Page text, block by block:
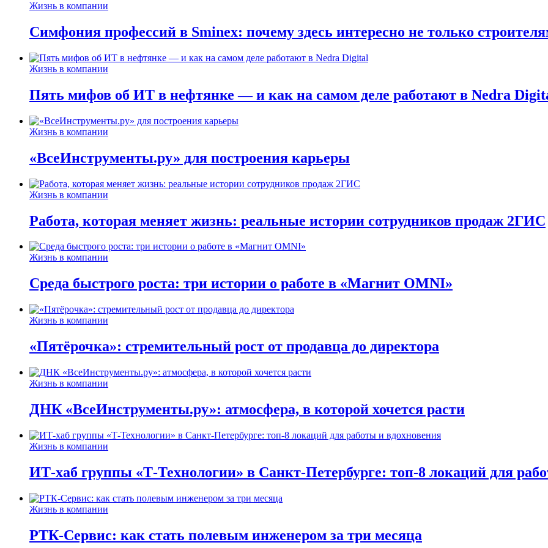
Жизнь в компании
Симфония профессий в Sminex: почему здесь интересно не только
Жизнь в компании
Пять мифов об ИТ в нефтянке — и как на самом деле работают в Nedra
Жизнь в компании
«ВсеИнструменты.ру» для построения карьеры
Жизнь в компании
Работа, которая меняет жизнь: реальные истории сотрудников продаж 2ГИС
Жизнь в компании
Среда быстрого роста: три истории о работе в «Магнит OMNI»
Жизнь в компании
«Пятёрочка»: стремительный рост от продавца до директора
Жизнь в компании
ДНК «ВсеИнструменты.ру»: атмосфера, в которой хочется расти
Жизнь в компании
ИТ-хаб группы «Т-Технологии» в Санкт-Петербурге: топ-8 локаций для
Жизнь в компании
РТК-Сервис: как стать полевым инженером за три месяца